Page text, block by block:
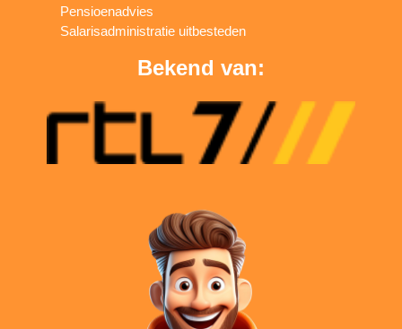
Pensioenadvies
Salarisadministratie uitbesteden
Bekend van: